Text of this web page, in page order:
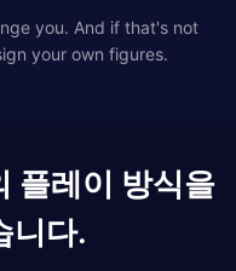
you. And if that's not
your own figures.
플레이 방식을
니다.